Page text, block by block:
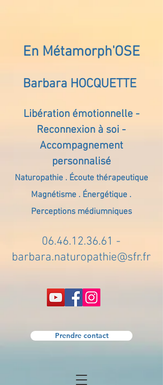
En Métamorph'OSE
Barbara HOCQUETTE
Libération émotionnelle -
Reconnexion à soi -
Accompagnement
personnalisé
Naturopathie . Écoute thérapeutique
Magnétisme . Énergétique .
Perceptions médiumniques
06.46.12.36.61 -
barbara.naturopathie@sfr.fr
Prendre contact